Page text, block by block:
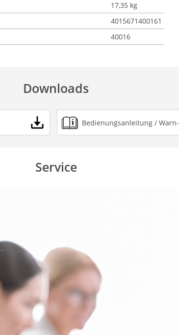
17,35 kg
4015671400161
40016
Downloads
Bedienungsanleitung /
Service